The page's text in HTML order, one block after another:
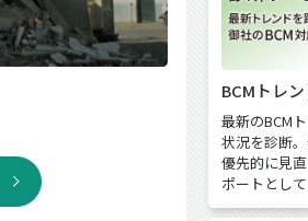
BCMトレ
最新のBCM
状況を診断
優先的に見
ポートとして